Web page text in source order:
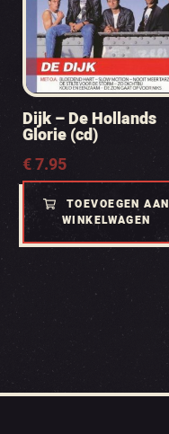
Dijk – De Hollands
Glorie (cd)
€7.95
TOEVOEGEN AAN
WINKELWAGEN